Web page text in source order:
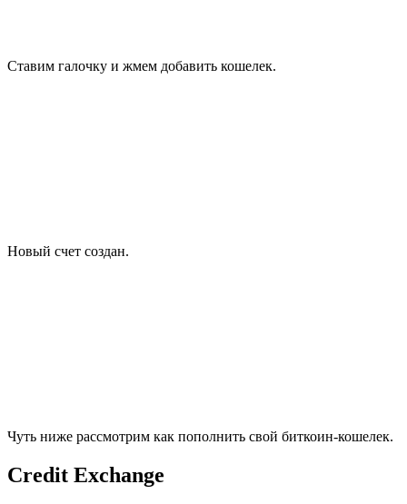
Ставим галочку и жмем добавить кошелек.
Новый счет создан.
Чуть ниже рассмотрим как пополнить свой биткоин-кошелек.
Credit Exchange